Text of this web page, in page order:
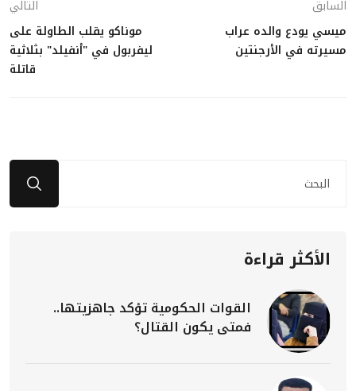
السابق
ميسي يودع والده عراب
مسيرته في الأرجنتين
التالي
موناكو يقلب الطاولة على
ليفربول في "أنفيلد" بثلاثية
قاتلة
الأكثر قراءة
القوات الحكومية تؤكد جاهزيتها..
فمتى يكون القتال؟